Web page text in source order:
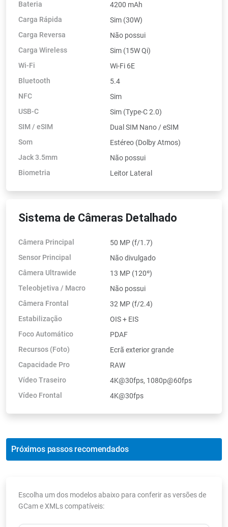
Bateria
4200 mAh
Carga Rápida
Sim (30W)
Carga Reversa
Não possui
Carga Wireless
Sim (15W Qi)
Wi-Fi
Wi-Fi 6E
Bluetooth
5.4
NFC
Sim
USB-C
Sim (Type-C 2.0)
SIM / eSIM
Dual SIM Nano / eSIM
Som
Estéreo (Dolby Atmos)
Jack 3.5mm
Não possui
Biometria
Leitor Lateral
Sistema de Câmeras Detalhado
Câmera Principal
50 MP (f/1.7)
Sensor Principal
Não divulgado
Câmera Ultrawide
13 MP (120º)
Teleobjetiva / Macro
Não possui
Câmera Frontal
32 MP (f/2.4)
Estabilização
OIS + EIS
Foco Automático
PDAF
Recursos (Foto)
Ecrã exterior grande
Capacidade Pro
RAW
Vídeo Traseiro
4K@30fps, 1080p@60fps
Vídeo Frontal
4K@30fps
Próximos passos recomendados
Escolha um dos modelos abaixo para conferir as versões de
GCam e XMLs compatíveis: